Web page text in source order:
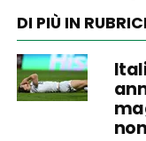
DI PIÙ IN